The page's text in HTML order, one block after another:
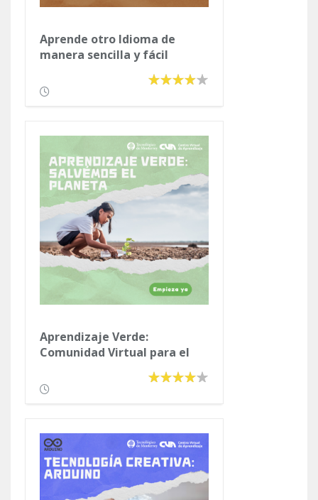
Aprende otro Idioma de
manera sencilla y fácil
Aprendizaje Verde:
Comunidad Virtual para el
Cuidado del Medio Ambiente.